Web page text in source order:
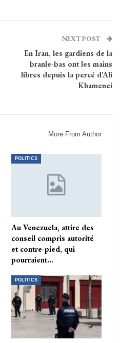
NEXT POST
En Iran, les gardiens de la
branle-bas ont les mains
libres depuis la percé d’Ali
Khamenei
More From Author
POLITICS
Au Venezuela, attire des
conseil compris autorité
et contre-pied, qui
pourraient…
POLITICS